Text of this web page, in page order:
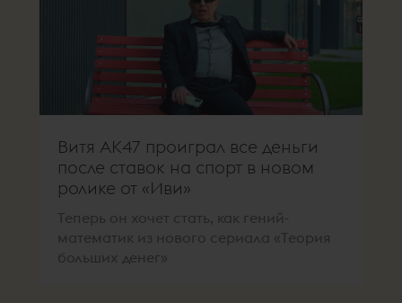
Витя АК47 проиграл все деньги
после ставок на спорт в новом
ролике от «Иви»
Теперь он хочет стать, как гений-
математик из нового сериала «Теория
больших денег»